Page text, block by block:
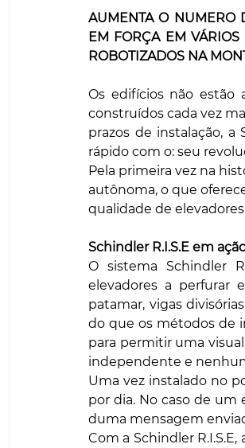
AUMENTA O NUMERO
EM FORÇA EM VÁRIOS
ROBOTIZADOS NA
Os edifícios não estão
construídos cada vez
prazos de instalação,
rápido com o: seu
Pela primeira vez na
autônoma, o que
qualidade de
Schindler R.I.S.E em
O sistema Schindler
elevadores a perfurar
patamar, vigas
do que os métodos de
para permitir uma
independente e
Uma vez instalado no
por dia. No caso de um
duma mensagem
Com a Schindler